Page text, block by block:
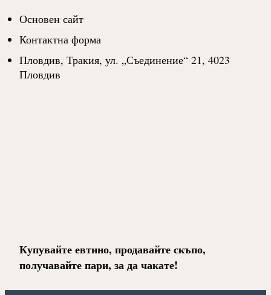
Основен сайт
Контактна форма
Пловдив, Тракия, ул. „Съединение“ 21, 4023
Пловдив
Купувайте евтино, продавайте скъпо,
получавайте пари, за да чакате!